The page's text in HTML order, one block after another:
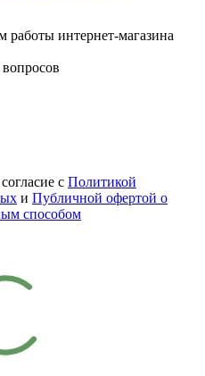
работы интернет-магазина
с Политикой
и Публичной офертой о
способом